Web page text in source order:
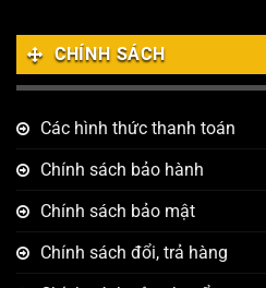
CHÍNH SÁCH
Các hình thức thanh toán
Chính sách bảo hành
Chính sách bảo mật
Chính sách đổi, trả hàng